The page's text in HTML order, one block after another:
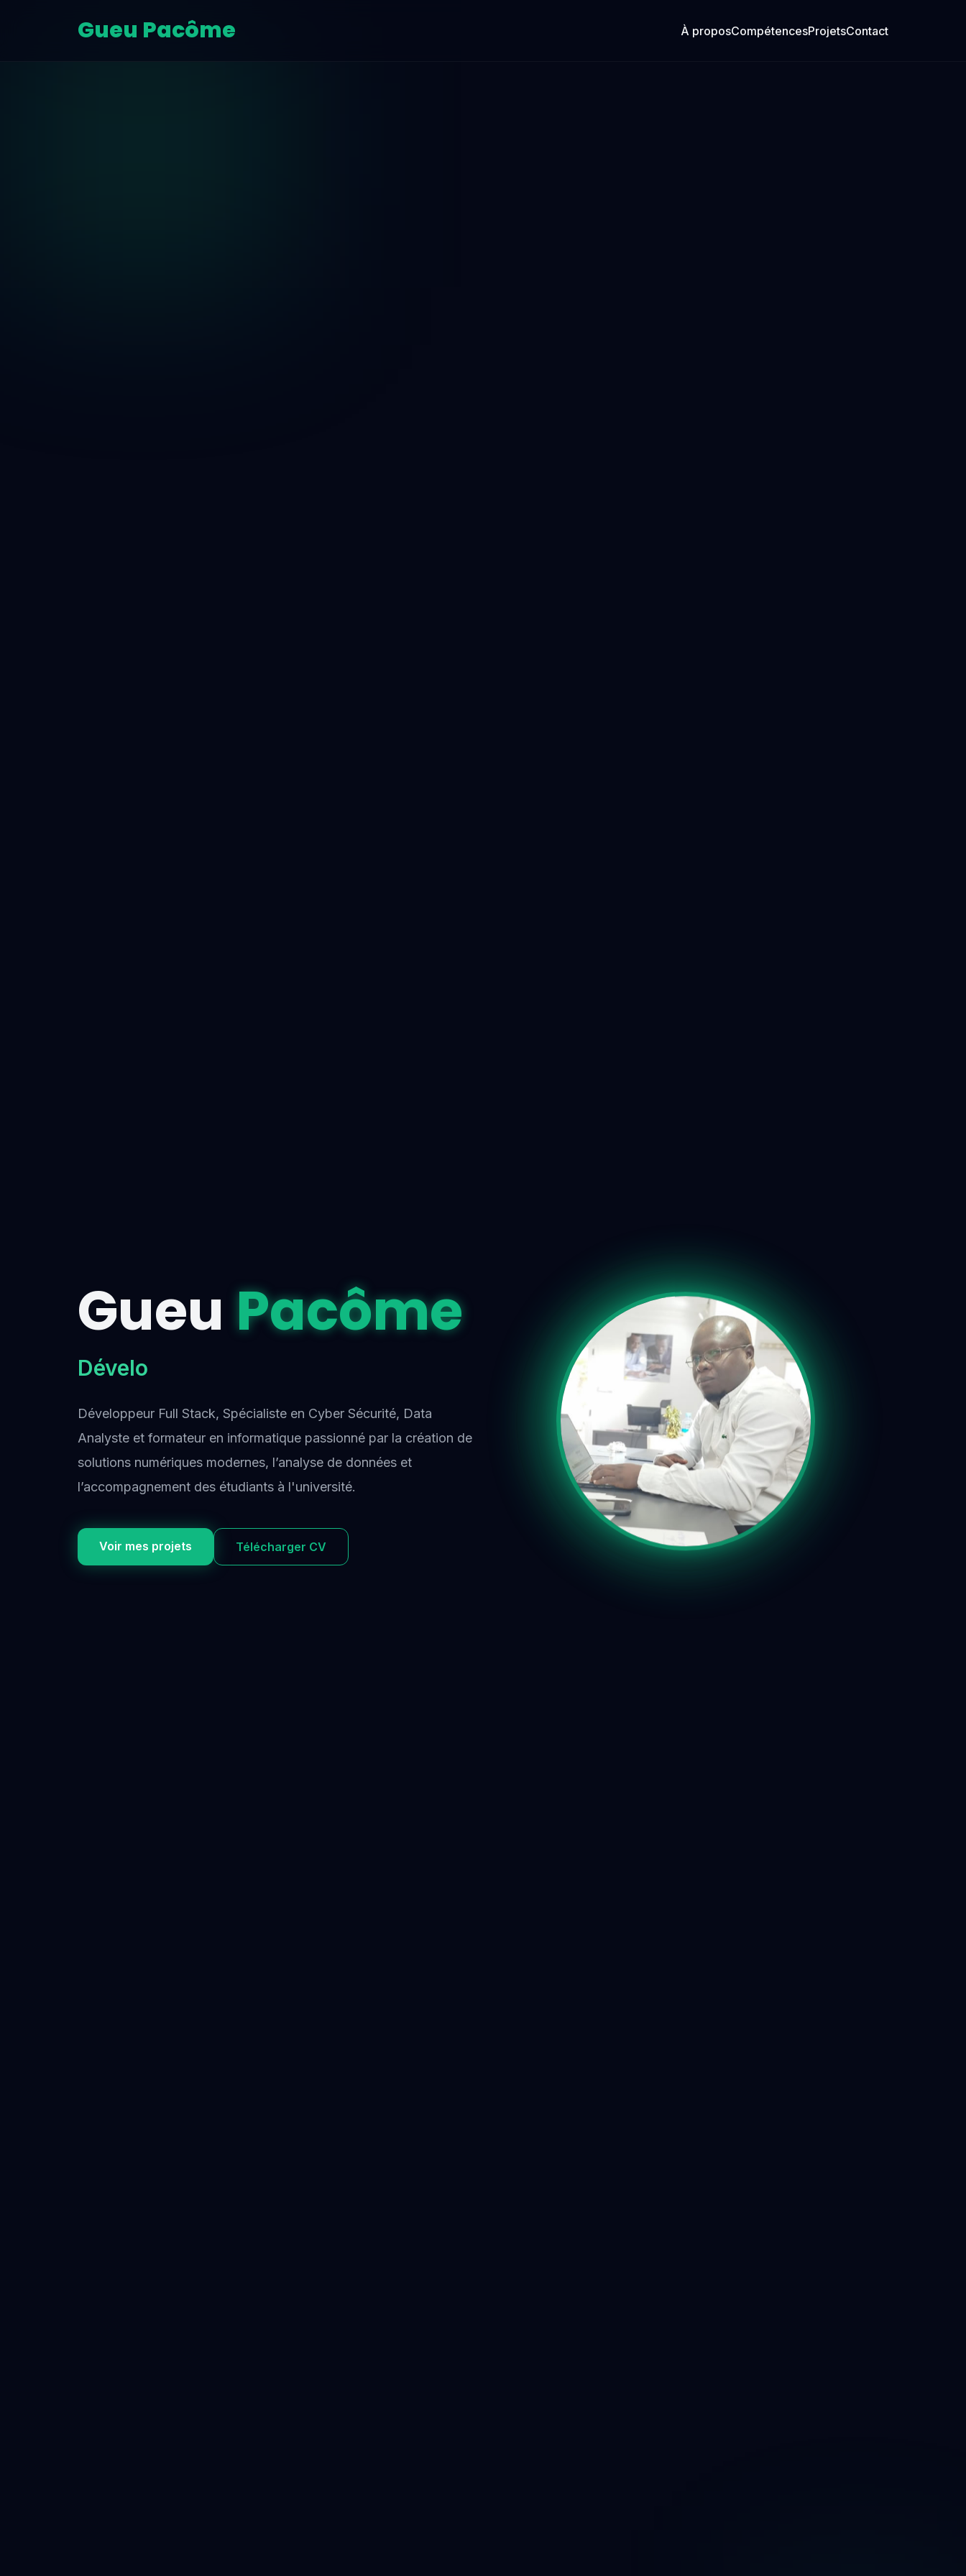
Gueu Pacôme À proposCompétencesProjetsContact
Gueu Pacôme
Dat
Développeur Full Stack, Spécialiste en Cyber Sécurité, Data
Analyste et formateur en informatique passionné par la création de
solutions numériques modernes, l’analyse de données et
l’accompagnement des étudiants à l'université.
Voir mes projets Télécharger CV